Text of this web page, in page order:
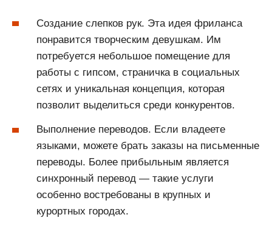
Создание слепков рук. Эта идея фриланса
понравится творческим девушкам. Им
потребуется небольшое помещение для
работы с гипсом, страничка в социальных
сетях и уникальная концепция, которая
позволит выделиться среди конкурентов.
Выполнение переводов. Если владеете
языками, можете брать заказы на письменные
переводы. Более прибыльным является
синхронный перевод — такие услуги
особенно востребованы в крупных и
курортных городах.